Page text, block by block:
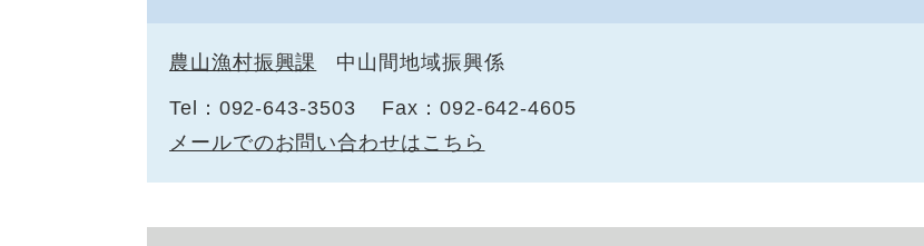
農山漁村振興課 中山間地域振興係
Tel：092-643-3503
Fax：092-642-4605
メールでのお問い合わせはこちら